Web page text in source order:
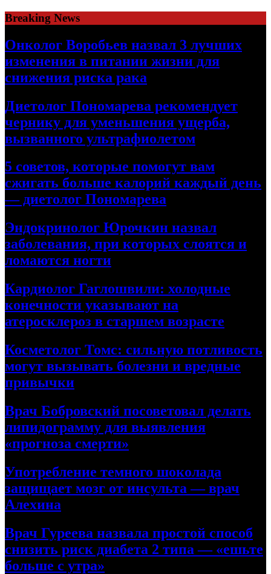
Skip
to
content
Breaking News
Онколог Воробьев назвал 3 лучших
изменения в питании жизни для
снижения риска рака
Диетолог Пономарева рекомендует
чернику для уменьшения ущерба,
вызванного ультрафиолетом
5 советов, которые помогут вам
сжигать больше калорий каждый день
— диетолог Пономарева
Эндокринолог Юрочкин назвал
заболевания, при которых слоятся и
ломаются ногти
Кардиолог Гаглошвили: холодные
конечности указывают на
атеросклероз в старшем возрасте
Косметолог Томс: сильную потливость
могут вызывать болезни и вредные
привычки
Врач Бобровский посоветовал делать
липидограмму для выявления
«прогноза смерти»
Употребление темного шоколада
защищает мозг от инсульта — врач
Алехина
Врач Гуреева назвала простой способ
снизить риск диабета 2 типа — «ешьте
больше с утра»